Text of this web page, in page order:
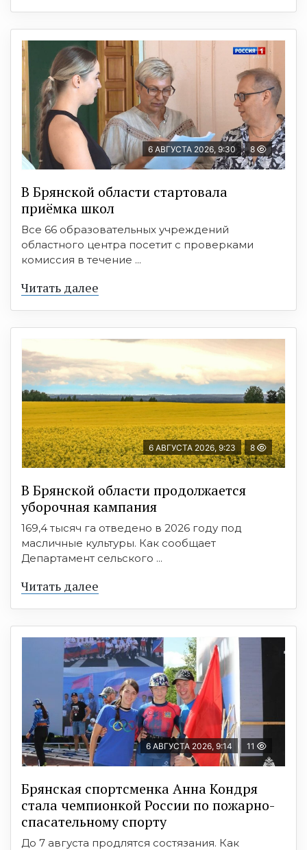
6 АВГУСТА 2026, 9:30 8
В Брянской области стартовала
приёмка школ
Все 66 образовательных учреждений
областного центра посетит с проверками
комиссия в течение ...
Читать далее
6 АВГУСТА 2026, 9:23 8
В Брянской области продолжается
уборочная кампания
169,4 тысяч га отведено в 2026 году под
масличные культуры. Как сообщает
Департамент сельского ...
Читать далее
6 АВГУСТА 2026, 9:14 11
Брянская спортсменка Анна Кондря
стала чемпионкой России по пожарно-
спасательному спорту
До 7 августа продлятся состязания. Как